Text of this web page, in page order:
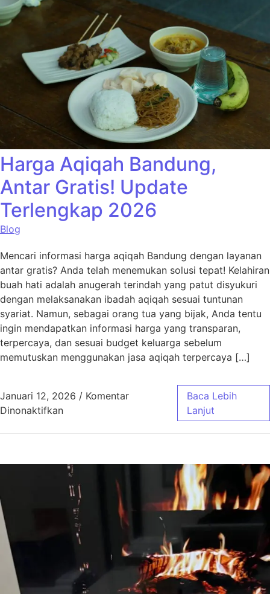
Harga Aqiqah Bandung,
Antar Gratis! Update
Terlengkap 2026
Blog
Mencari informasi harga aqiqah Bandung dengan layanan
antar gratis? Anda telah menemukan solusi tepat! Kelahiran
buah hati adalah anugerah terindah yang patut disyukuri
dengan melaksanakan ibadah aqiqah sesuai tuntunan
syariat. Namun, sebagai orang tua yang bijak, Anda tentu
ingin mendapatkan informasi harga yang transparan,
terpercaya, dan sesuai budget keluarga sebelum
memutuskan menggunakan jasa aqiqah terpercaya […]
Januari 12, 2026 / Komentar
Dinonaktifkanpada Harga Aqiqah Bandung, Antar Gratis!
Baca Lebih
Lanjut